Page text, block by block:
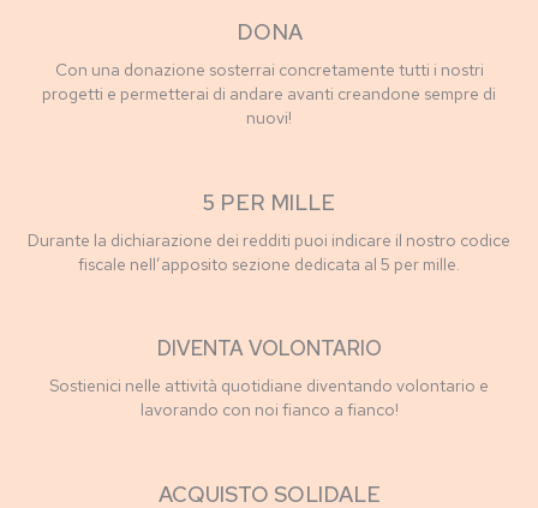
DONA
Con una donazione sosterrai concretamente tutti i nostri
progetti e permetterai di andare avanti creandone sempre di
nuovi!
5 PER MILLE
Durante la dichiarazione dei redditi puoi indicare il nostro codice
fiscale nell’apposito sezione dedicata al 5 per mille.
DIVENTA VOLONTARIO
Sostienici nelle attività quotidiane diventando volontario e
lavorando con noi fianco a fianco!
ACQUISTO SOLIDALE